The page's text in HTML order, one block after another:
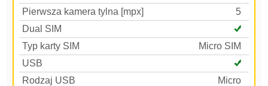
Pierwsza kamera tylna [mpx]
5
Dual SIM
Typ karty SIM
Micro SIM
USB
Rodzaj USB
Micro